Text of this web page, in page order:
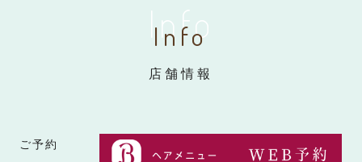
Info
Info
店舗情報
ご予約